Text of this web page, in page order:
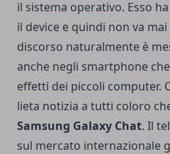
il sistema operativo. Esso
il device e quindi non va
discorso naturalmente è
anche negli smartphone
effetti dei piccoli computer.
lieta notizia a tutti coloro
Samsung Galaxy Chat. Il
sul mercato internazionale